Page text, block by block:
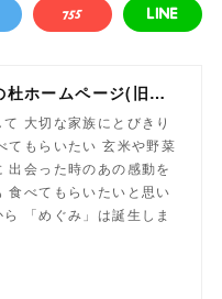
【公式】めぐみの杜ホームページ(旧自然食工房）
大切な家族にとびきり
てもらいたい 玄米や野菜
出会った時のあの感動を
食べてもらいたいと思い
「めぐみ」は誕生しま